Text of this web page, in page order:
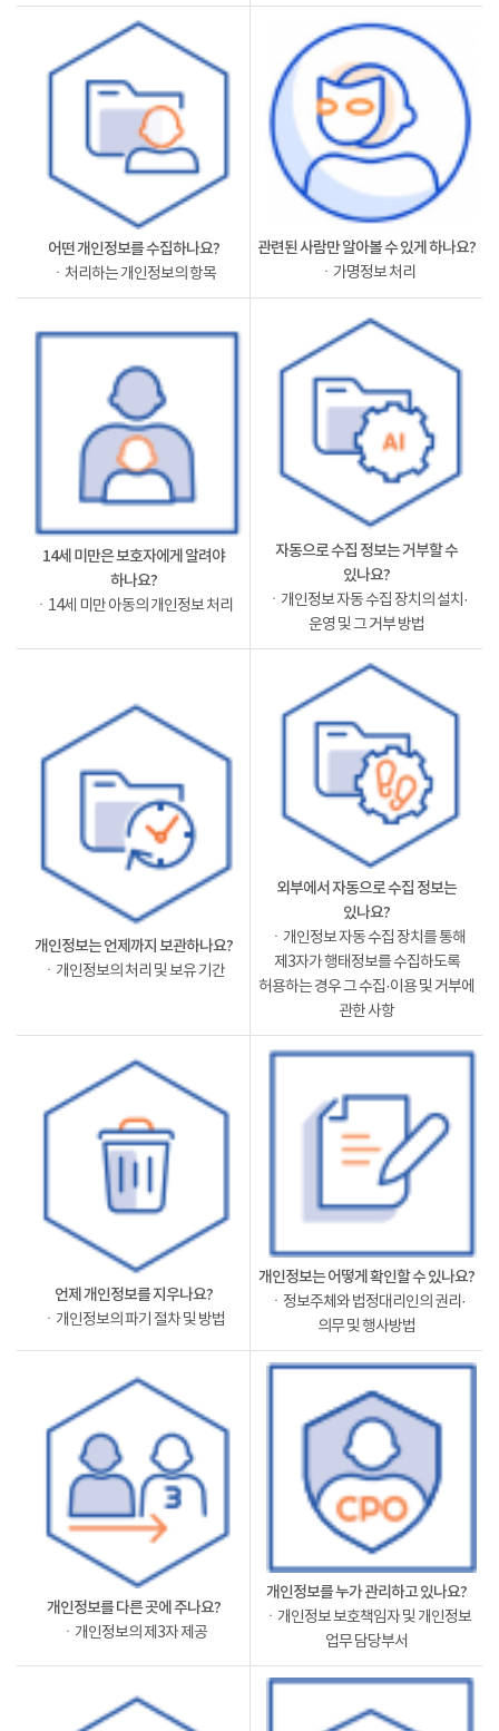
어떤 개인정보를 수집하나요?
ㆍ처리하는 개인정보의 항목
관련된 사람만 알아볼 수 있게 하나요?
ㆍ가명정보 처리
14세 미만은 보호자에게 알려야
하나요?
ㆍ14세 미만 아동의 개인정보 처리
자동으로 수집 정보는 거부할 수
있나요?
ㆍ개인정보 자동 수집 장치의 설치·
운영 및 그 거부 방법
개인정보는 언제까지 보관하나요?
ㆍ개인정보의 처리 및 보유 기간
외부에서 자동으로 수집 정보는
있나요?
ㆍ개인정보 자동 수집 장치를 통해
제3자가 행태정보를 수집하도록
허용하는 경우 그 수집·이용 및 거부에
관한 사항
언제 개인정보를 지우나요?
ㆍ개인정보의 파기 절차 및 방법
개인정보는 어떻게 확인할 수 있나요?
ㆍ정보주체와 법정대리인의 권리·
의무 및 행사방법
개인정보를 다른 곳에 주나요?
ㆍ개인정보의 제3자 제공
개인정보를 누가 관리하고 있나요?
ㆍ개인정보 보호책임자 및 개인정보
업무 담당부서